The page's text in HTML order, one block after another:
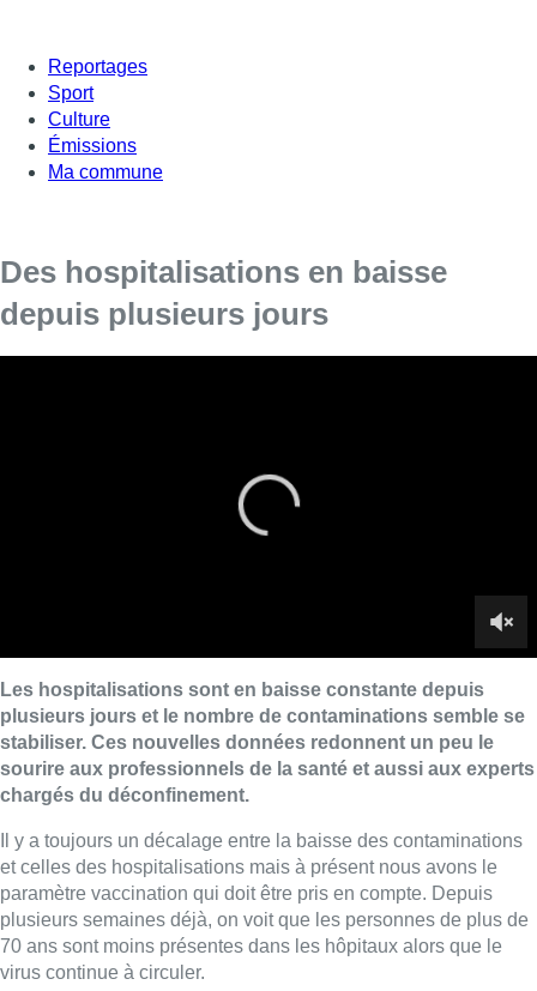
Reportages
Sport
Culture
Émissions
Ma commune
Des hospitalisations en baisse
depuis plusieurs jours
chargés du déconfinement.
Il y a toujours un décalage entre la baisse des contaminations
plusieurs semaines déjà, on voit que les personnes de plus de
70 ans sont moins présentes dans les hôpitaux alors que le
Nous avons aujourd’hui3.482 cas détectés, un chiffre stable
depuis 7 jours. A Bruxelles, on a 416 cas soit unediminution
de 2%. Du côté deshospitalisations, au niveau national, 205
personnes sont rentrées à l’hôpital ce qui représente une
diminution de 15%sur la dernière semaine. Au niveau du
taux de positivité, on est à 9% à Bruxelles
. C’est un peu plus
que la moyenne nationale mais c’est un chiffre également en
diminution. Tout cela réjouit évidemment le professeur en santé
publique, Yves Coppieters.
“On voit que la baisse des
hospitalisations s’amorce de manière assez nette depuis
quelques jours. Le taux de reproduction du virus passe